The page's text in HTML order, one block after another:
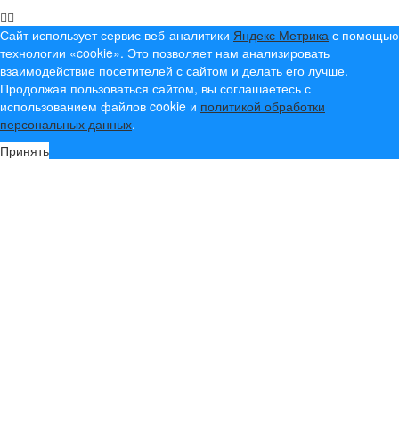
Сайт использует сервис веб-аналитики Яндекс Метрика с помощью
технологии «cookie». Это позволяет нам анализировать
взаимодействие посетителей с сайтом и делать его лучше.
Продолжая пользоваться сайтом, вы соглашаетесь с
использованием файлов cookie и политикой обработки
персональных данных.
Принять